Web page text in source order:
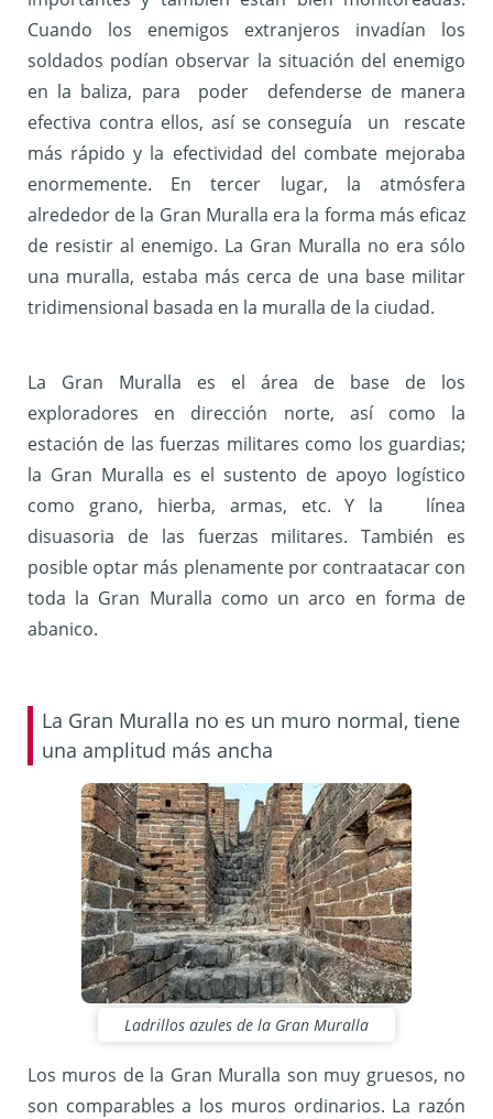
Cuando los enemigos extranjeros invadían los
soldados podían observar la situación del enemigo
en la baliza, para poder defenderse de manera
efectiva contra ellos, así se conseguía un rescate
más rápido y la efectividad del combate mejoraba
enormemente. En tercer lugar, la atmósfera
alrededor de la Gran Muralla era la forma más eficaz
de resistir al enemigo. La Gran Muralla no era sólo
una muralla, estaba más cerca de una base militar
tridimensional basada en la muralla de la ciudad.
La Gran Muralla es el área de base de los
exploradores en dirección norte, así como la
estación de las fuerzas militares como los guardias;
la Gran Muralla es el sustento de apoyo logístico
como grano, hierba, armas, etc. Y la línea
disuasoria de las fuerzas militares. También es
posible optar más plenamente por contraatacar con
toda la Gran Muralla como un arco en forma de
abanico.
La Gran Muralla no es un muro normal, tiene
una amplitud más ancha
Ladrillos azules de la Gran Muralla
Los muros de la Gran Muralla son muy gruesos, no
son comparables a los muros ordinarios. La razón